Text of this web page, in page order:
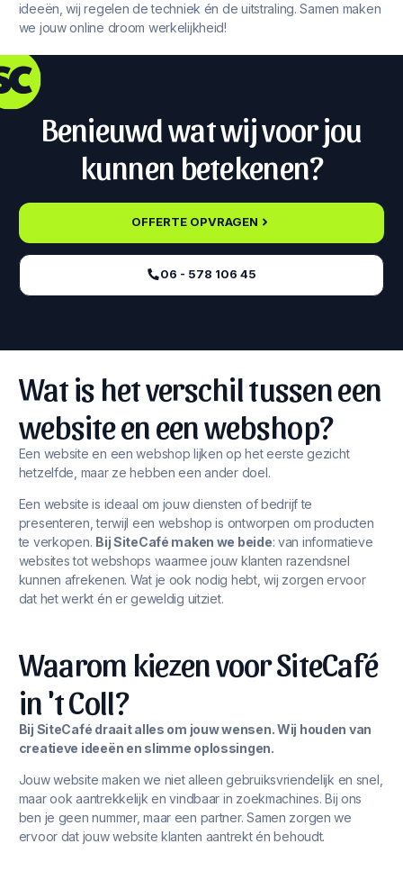
ideeën, wij regelen de techniek én de uitstraling. Samen maken
we jouw online droom werkelijkheid!
Benieuwd wat wij voor jou
kunnen betekenen?
OFFERTE OPVRAGEN
06 - 578 106 45‬
Wat is het verschil tussen een
website en een webshop?
Een website en een webshop lijken op het eerste gezicht
hetzelfde, maar ze hebben een ander doel.
Een website is ideaal om jouw diensten of bedrijf te
presenteren, terwijl een webshop is ontworpen om producten
te verkopen. Bij SiteCafé maken we beide: van informatieve
websites tot webshops waarmee jouw klanten razendsnel
kunnen afrekenen. Wat je ook nodig hebt, wij zorgen ervoor
dat het werkt én er geweldig uitziet.
Waarom kiezen voor SiteCafé
in 't Coll?
Bij SiteCafé draait alles om jouw wensen. Wij houden van
creatieve ideeën en slimme oplossingen.
Jouw website maken we niet alleen gebruiksvriendelijk en snel,
maar ook aantrekkelijk en vindbaar in zoekmachines. Bij ons
ben je geen nummer, maar een partner. Samen zorgen we
ervoor dat jouw website klanten aantrekt én behoudt.